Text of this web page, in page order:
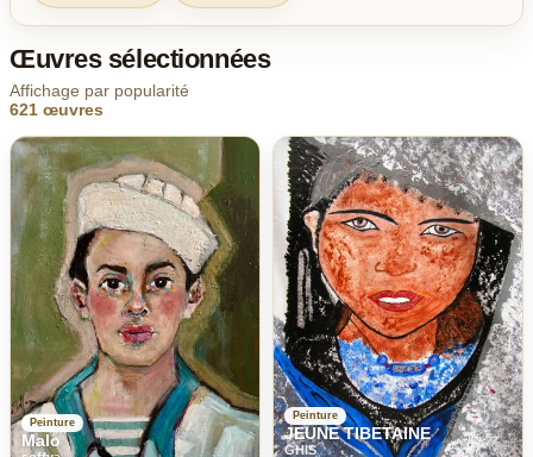
Œuvres sélectionnées
Affichage par popularité
621 œuvres
Peinture
Malo
Peinture
JEUNE TIBETAINE
GHIS